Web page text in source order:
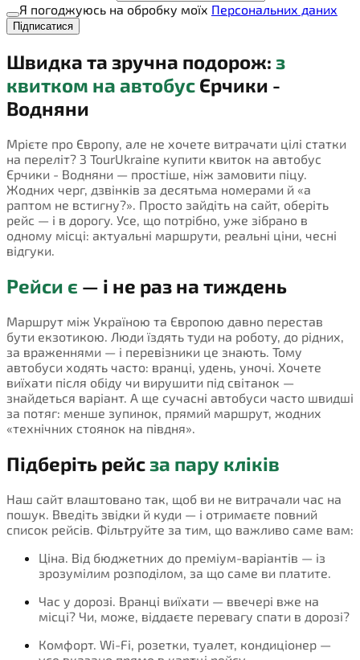
Я погоджуюсь на обробку моїх Персональних даних
Підписатися
Швидка та зручна подорож: з
квитком на автобус Єрчики -
Водняни
Мрієте про Європу, але не хочете витрачати цілі статки
на переліт? З TourUkraine купити квиток на автобус
Єрчики - Водняни — простіше, ніж замовити піцу.
Жодних черг, дзвінків за десятьма номерами й «а
раптом не встигну?». Просто зайдіть на сайт, оберіть
рейс — і в дорогу. Усе, що потрібно, уже зібрано в
одному місці: актуальні маршрути, реальні ціни, чесні
відгуки.
Рейси є — і не раз на тиждень
Маршрут між Україною та Європою давно перестав
бути екзотикою. Люди їздять туди на роботу, до рідних,
за враженнями — і перевізники це знають. Тому
автобуси ходять часто: вранці, удень, уночі. Хочете
виїхати після обіду чи вирушити під світанок —
знайдеться варіант. А ще сучасні автобуси часто швидші
за потяг: менше зупинок, прямий маршрут, жодних
«технічних стоянок на півдня».
Підберіть рейсза пару кліків
Наш сайт влаштовано так, щоб ви не витрачали час на
пошук. Введіть звідки й куди — і отримаєте повний
список рейсів. Фільтруйте за тим, що важливо саме вам:
Ціна. Від бюджетних до преміум-варіантів — із
зрозумілим розподілом, за що саме ви платите.
Час у дорозі. Вранці виїхати — ввечері вже на
місці? Чи, може, віддаєте перевагу спати в дорозі?
Комфорт. Wi-Fi, розетки, туалет, кондиціонер —